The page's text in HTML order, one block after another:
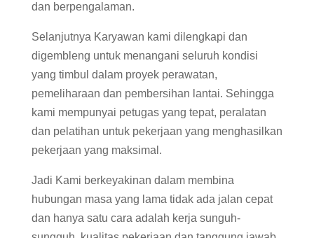
dan berpengalaman.
Selanjutnya Karyawan kami dilengkapi dan
digembleng untuk menangani seluruh kondisi
yang timbul dalam proyek perawatan,
pemeliharaan dan pembersihan lantai. Sehingga
kami mempunyai petugas yang tepat, peralatan
dan pelatihan untuk pekerjaan yang menghasilkan
pekerjaan yang maksimal.
Jadi Kami berkeyakinan dalam membina
hubungan masa yang lama tidak ada jalan cepat
dan hanya satu cara adalah kerja sunguh-